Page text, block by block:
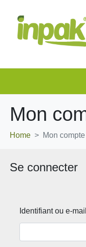
Mon
Home Mon compte
Se connecter
Identifiant ou e-mail